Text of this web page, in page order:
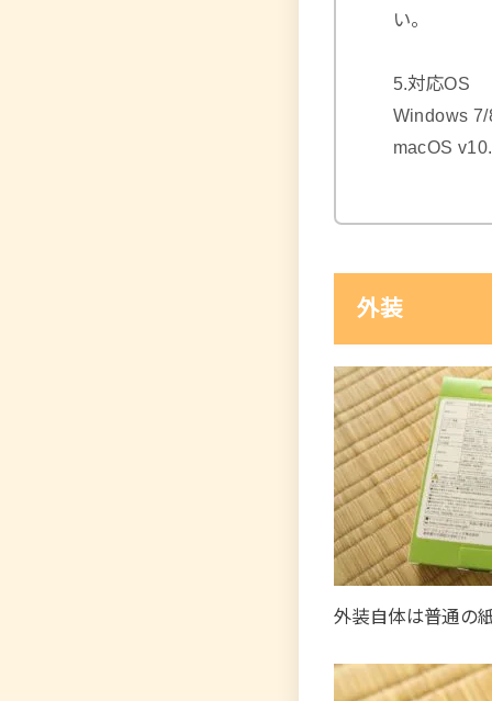
い。
5.対応OS
Windows
macOS
外装
外装自体は普通の